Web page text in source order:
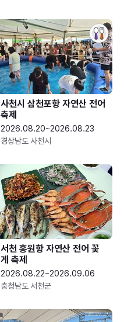
사천시 삼천포항 자연산 전어
축제
2026.08.20~2026.08.23
경상남도 사천시
서천 홍원항 자연산 전어 꽃
게 축제
2026.08.22~2026.09.06
충청남도 서천군